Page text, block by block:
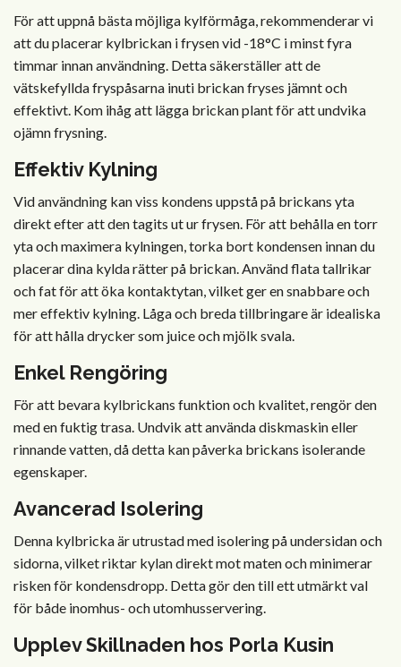
För att uppnå bästa möjliga kylförmåga, rekommenderar vi
att du placerar kylbrickan i frysen vid -18°C i minst fyra
timmar innan användning. Detta säkerställer att de
vätskefyllda fryspåsarna inuti brickan fryses jämnt och
effektivt. Kom ihåg att lägga brickan plant för att undvika
ojämn frysning.
Effektiv Kylning
Vid användning kan viss kondens uppstå på brickans yta
direkt efter att den tagits ut ur frysen. För att behålla en torr
yta och maximera kylningen, torka bort kondensen innan du
placerar dina kylda rätter på brickan. Använd flata tallrikar
och fat för att öka kontaktytan, vilket ger en snabbare och
mer effektiv kylning. Låga och breda tillbringare är idealiska
för att hålla drycker som juice och mjölk svala.
Enkel Rengöring
För att bevara kylbrickans funktion och kvalitet, rengör den
med en fuktig trasa. Undvik att använda diskmaskin eller
rinnande vatten, då detta kan påverka brickans isolerande
egenskaper.
Avancerad Isolering
Denna kylbricka är utrustad med isolering på undersidan och
sidorna, vilket riktar kylan direkt mot maten och minimerar
risken för kondensdropp. Detta gör den till ett utmärkt val
för både inomhus- och utomhusservering.
Upplev Skillnaden hos Porla Kusin